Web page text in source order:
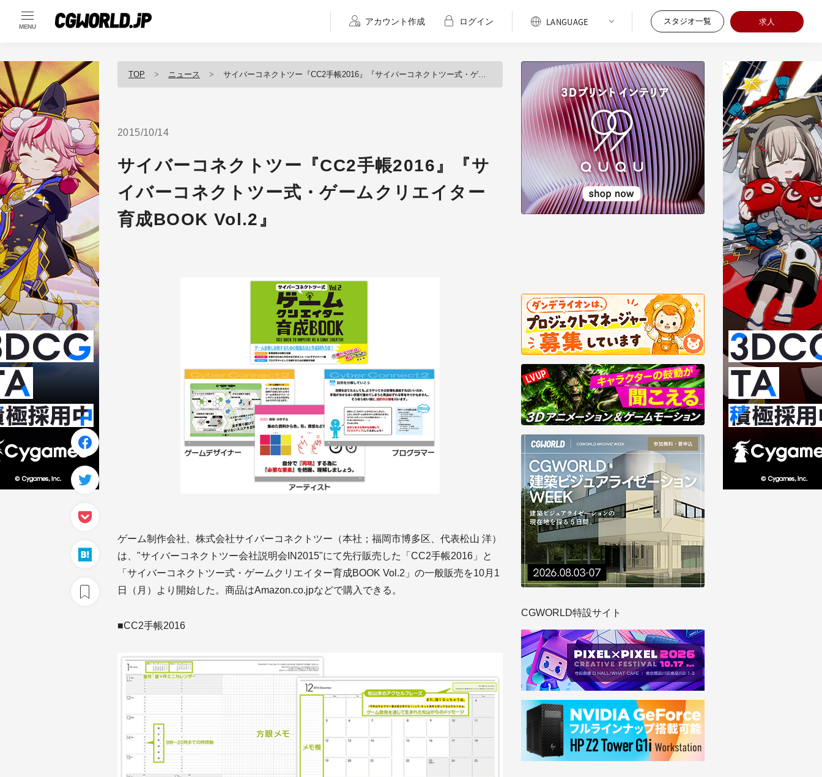
MENU
アカウント作成 ログイン スタジオ一覧 求人
TOP ニュース サイバーコネクトツー『CC2手帳2016』『サイバーコネクトツー式・ゲームクリエイター育成BOOK Vol.2』
2015/10/14
サイバーコネクトツー『CC2手帳2016』『サ
イバーコネクトツー式・ゲームクリエイター
育成BOOK Vol.2』
ゲーム制作会社、株式会社サイバーコネクトツー（本社；福岡市博多区、代表松山 洋）
は、"サイバーコネクトツー会社説明会IN2015"にて先行販売した「CC2手帳2016」と
「サイバーコネクトツー式・ゲームクリエイター育成BOOK Vol.2」の一般販売を10月1
日（月）より開始した。商品はAmazon.co.jpなどで購入できる。
■CC2手帳2016
CGWORLD特設サイト